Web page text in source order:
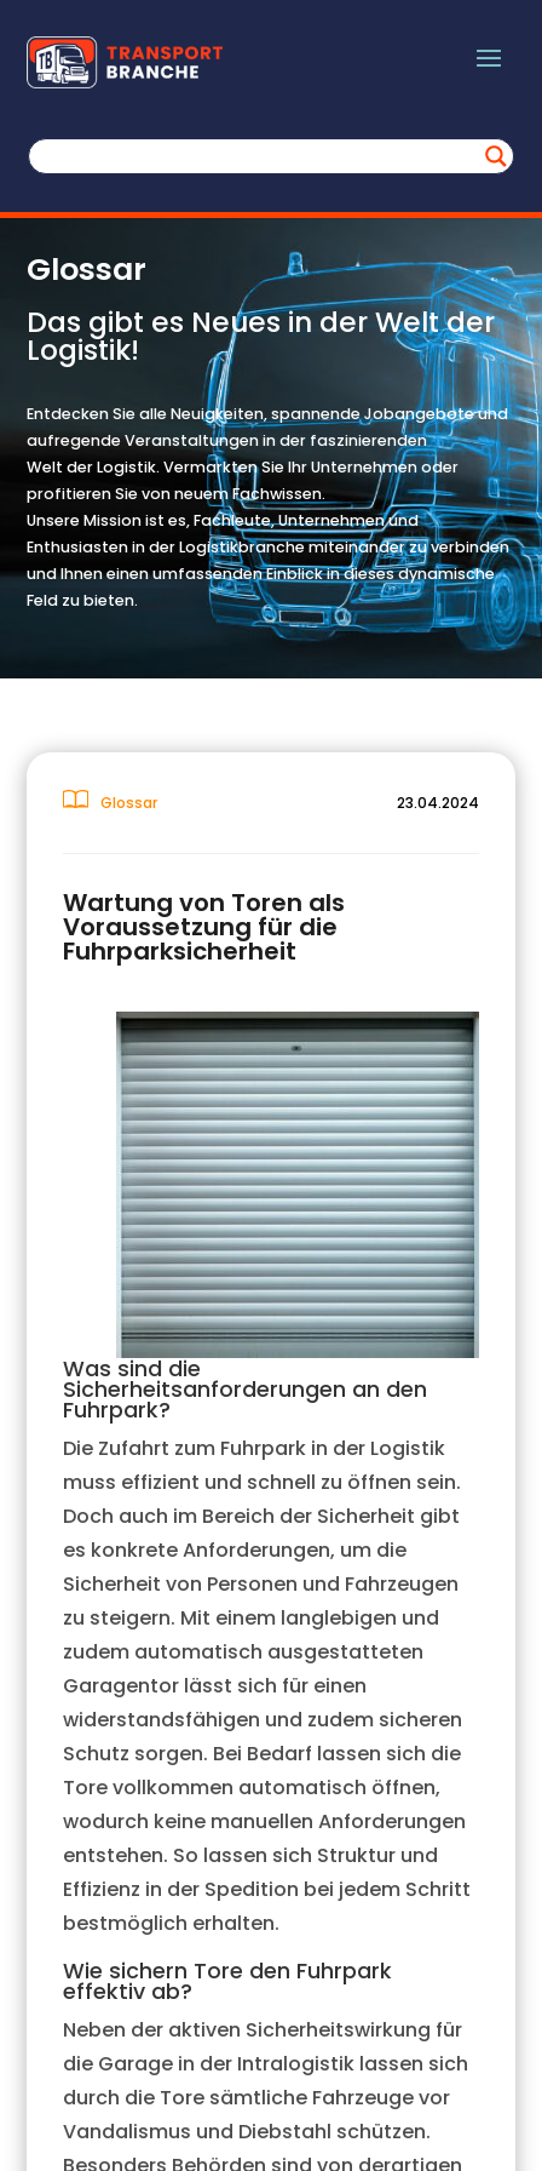
Glossar
Das gibt es Neues in der Welt der
Logistik!
Entdecken Sie alle Neuigkeiten, spannende Jobangebote und
aufregende Veranstaltungen in der faszinierenden
Welt der Logistik. Vermarkten Sie Ihr Unternehmen oder
profitieren Sie von neuem Fachwissen.
Unsere Mission ist es, Fachleute, Unternehmen und
Enthusiasten in der Logistikbranche miteinander zu verbinden
und Ihnen einen umfassenden Einblick in dieses dynamische
Feld zu bieten.
Glossar 23.04.2024
Wartung von Toren als
Voraussetzung für die
Fuhrparksicherheit
Was sind die
Sicherheitsanforderungen an den
Fuhrpark?
Die Zufahrt zum Fuhrpark in der Logistik
muss effizient und schnell zu öffnen sein.
Doch auch im Bereich der Sicherheit gibt
es konkrete Anforderungen, um die
Sicherheit von Personen und Fahrzeugen
zu steigern. Mit einem langlebigen und
zudem automatisch ausgestatteten
Garagentor lässt sich für einen
widerstandsfähigen und zudem sicheren
Schutz sorgen. Bei Bedarf lassen sich die
Tore vollkommen automatisch öffnen,
wodurch keine manuellen Anforderungen
entstehen. So lassen sich Struktur und
Effizienz in der Spedition bei jedem Schritt
bestmöglich erhalten.
Wie sichern Tore den Fuhrpark
effektiv ab?
Neben der aktiven Sicherheitswirkung für
die Garage in der Intralogistik lassen sich
durch die Tore sämtliche Fahrzeuge vor
Vandalismus und Diebstahl schützen.